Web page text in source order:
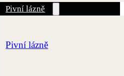
Pivní lázně
Pivní lázně